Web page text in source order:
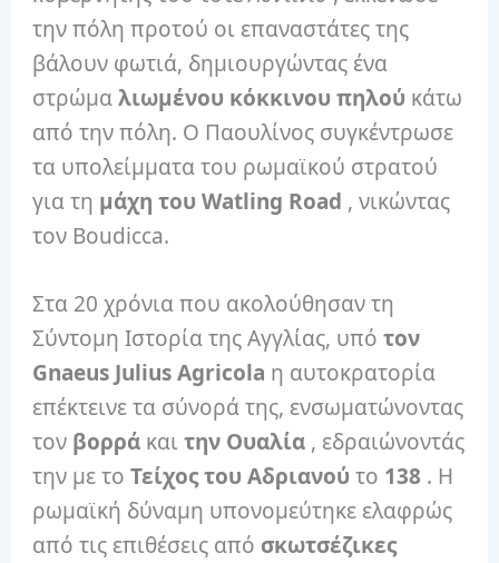
την πόλη προτού οι επαναστάτες της
βάλουν φωτιά, δημιουργώντας ένα
στρώμαλιωμένου κόκκινου πηλού κάτω
από την πόλη. Ο Παουλίνος συγκέντρωσε
τα υπολείμματα του ρωμαϊκού στρατού
για τη μάχη του Watling Road , νικώντας
τον Boudicca.
Στα 20 χρόνια που ακολούθησαν τη
Σύντομη Ιστορία της Αγγλίας, υπότον
Gnaeus Julius Agricola η αυτοκρατορία
επέκτεινε τα σύνορά της, ενσωματώνοντας
τον βορρά καιτην Ουαλία , εδραιώνοντάς
την με τοΤείχος του Αδριανούτο 138 . Η
ρωμαϊκή δύναμη υπονομεύτηκε ελαφρώς
από τις επιθέσεις από σκωτσέζικες